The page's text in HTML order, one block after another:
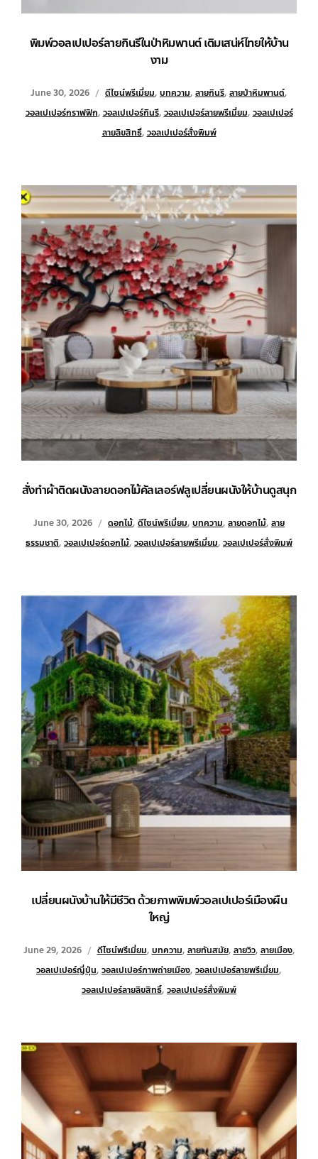
พิมพ์วอลเปเปอร์ลายกินรีในป่าหิมพานต์ เติมเสน่ห์ไทยให้บ้าน
งาม
June 30, 2026 ดีไซน์พรีเมี่ยม, บทความ, ลายกินรี, ลายป่าหิมพานต์,
วอลเปเปอร์กราฟฟิก, วอลเปเปอร์กินรี, วอลเปเปอร์ลายพรีเมี่ยม, วอลเปเปอร์
ลายลิขสิทธิ์, วอลเปเปอร์สั่งพิมพ์
สั่งทำผ้าติดผนังลายดอกไม้คัลเลอร์ฟลูเปลี่ยนผนังให้บ้านดูสนุก
June 30, 2026 ดอกไม้, ดีไซน์พรีเมี่ยม, บทความ, ลายดอกไม้, ลาย
ธรรมชาติ, วอลเปเปอร์ดอกไม้, วอลเปเปอร์ลายพรีเมี่ยม, วอลเปเปอร์สั่งพิมพ์
เปลี่ยนผนังบ้านให้มีชีวิต ด้วยภาพพิมพ์วอลเปเปอร์เมืองผืน
ใหญ่
June 29, 2026 ดีไซน์พรีเมี่ยม, บทความ, ลายทันสมัย, ลายวิว, ลายเมือง,
วอลเปเปอร์ญี่ปุ่น, วอลเปเปอร์ภาพถ่ายเมือง, วอลเปเปอร์ลายพรีเมี่ยม,
วอลเปเปอร์ลายลิขสิทธิ์, วอลเปเปอร์สั่งพิมพ์